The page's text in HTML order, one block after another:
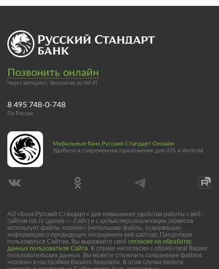
Позвонить онлайн
Через интернет, бесплатно по Wi-Fi
8 495 748-0-748
По России
Мобильный банк Русский Стандарт Онлайн
Удобное и современное приложение для iOS и Android
АО «Банк Русский Стандарт» для повышения удобства работы с веб-
сайтом rsb.ru (далее — Сайт) и с целью персонализации сервисов
использует файлы «cookie» (небольшие файлы, содержащие
информацию о предыдущих посещениях веб-сайтов). Продолжая
пользоваться Сайтом, Вы выражаете своё согласие на обработку
данных пользователя Сайта. В случае несогласия с обработкой Ваших
пользовательских данных Вы можете отключить сохранение файлов
«cookie» в настройках Вашего браузера. В этом случае работа